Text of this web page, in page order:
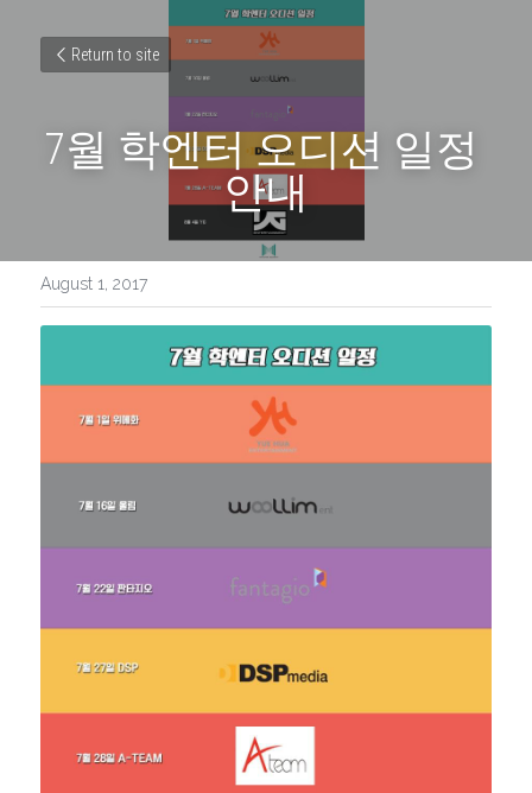
Return to site
7월 학엔터 오디션 일정
안내
August 1, 2017